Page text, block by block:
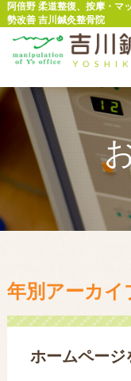
阿倍野 柔道整復、按摩・マ
勢改善 吉川鍼灸整骨院
年別アーカイ
ホームページ